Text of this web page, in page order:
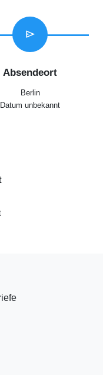
send
Absendeort
Berlin
Datum unbekannt